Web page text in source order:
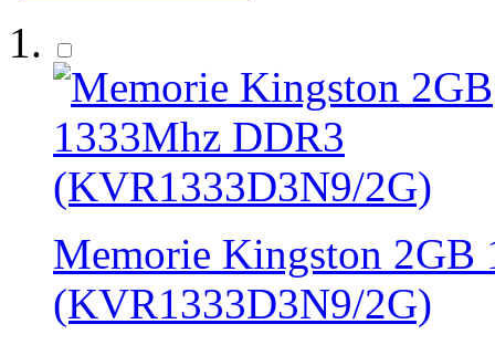
Memorie Kingston 2GB
(KVR1333D3N9/2G)